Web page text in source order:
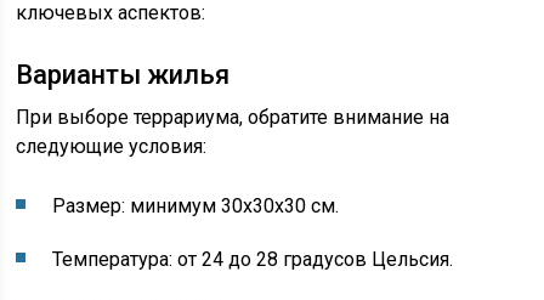
ключевых аспектов:
Варианты жилья
При выборе террариума, обратите внимание на
следующие условия:
Размер: минимум 30x30x30 см.
Температура: от 24 до 28 градусов Цельсия.